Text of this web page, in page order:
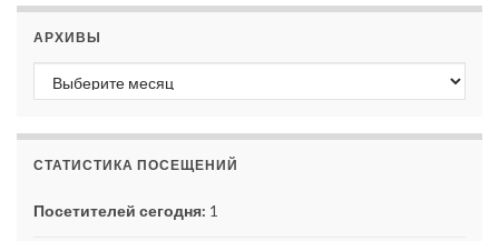
АРХИВЫ
Архивы
СТАТИСТИКА ПОСЕЩЕНИЙ
Посетителей сегодня: 1